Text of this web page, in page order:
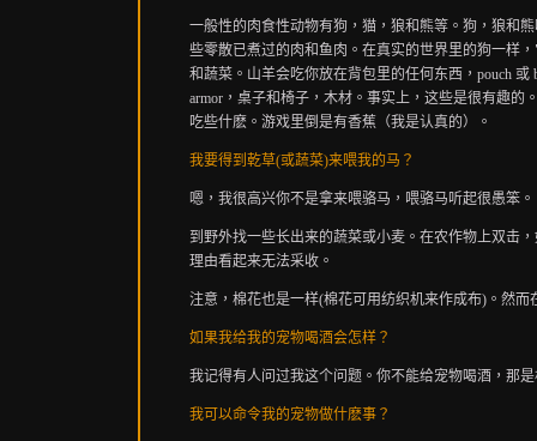
一般性的肉食性动物有狗，猫，狼和熊等。狗，狼和
些零散已煮过的肉和鱼肉。在真实的世界里的狗一样
和蔬菜。山羊会吃你放在背包里的任何东西，pouch
armor，桌子和椅子，木材。事实上，这些是很有趣
吃些什麽。游戏里倒是有香蕉（我是认真的）。
我要得到乾草(或蔬菜)来喂我的马？
嗯，我很高兴你不是拿来喂骆马，喂骆马听起很愚笨。
到野外找一些长出来的蔬菜或小麦。在农作物上双击
理由看起来无法采收。
注意，棉花也是一样(棉花可用纺织机来作成布)。然
如果我给我的宠物喝酒会怎样？
我记得有人问过我这个问题。你不能给宠物喝酒，那
我可以命令我的宠物做什麽事？